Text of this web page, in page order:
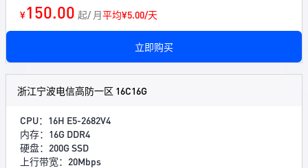
¥150.00 起/ 月平均¥5.00/天
立即购买
浙江宁波电信高防一区 16C16G
CPU：16H E5-2682V4
内存：16G DDR4
硬盘：200G SSD
上行带宽：20Mbps